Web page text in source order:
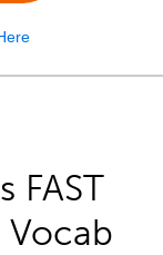
FAST
Vocab